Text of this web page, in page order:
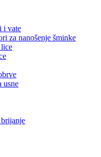
i vate
za nanošenje šminke
usne